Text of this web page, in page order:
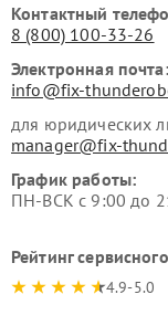
Контактный
8 (800) 100-33-26
Электронная почта:
info@fix-
для юридических
manager@fix-
График работы:
ПН-ВСК с 9:00 до
Рейтинг
4.9-5.0